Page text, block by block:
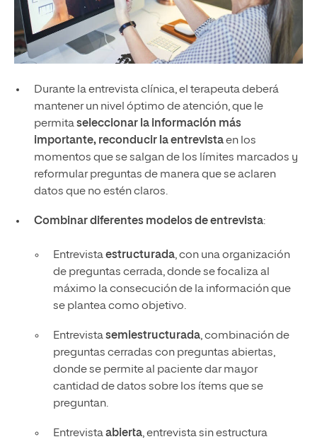
Durante la entrevista clínica, el terapeuta deberá
mantener un nivel óptimo de atención, que le
permitaseleccionar la información más
importante, reconducir la entrevistaen los
momentos que se salgan de los límites marcados y
reformular preguntas de manera que se aclaren
datos que no estén claros.
Combinar diferentes modelos de entrevista:
Entrevistaestructurada, con una organización
de preguntas cerrada, donde se focaliza al
máximo la consecución de la información que
se plantea como objetivo.
Entrevistasemiestructurada, combinación de
preguntas cerradas con preguntas abiertas,
donde se permite al paciente dar mayor
cantidad de datos sobre los ítems que se
preguntan.
Entrevistaabierta, entrevista sin estructura